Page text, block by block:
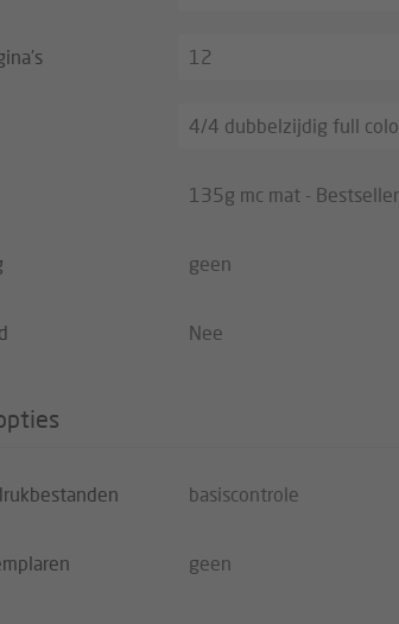
12
4/4 dubbelzijdig full
135g mc mat - Bestseller
geen
Nee
basiscontrole
geen